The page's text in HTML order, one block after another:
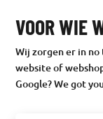
VOOR WIE
Wij zorgen er in
website of
Google? We got